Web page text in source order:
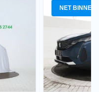
NET BINNEN